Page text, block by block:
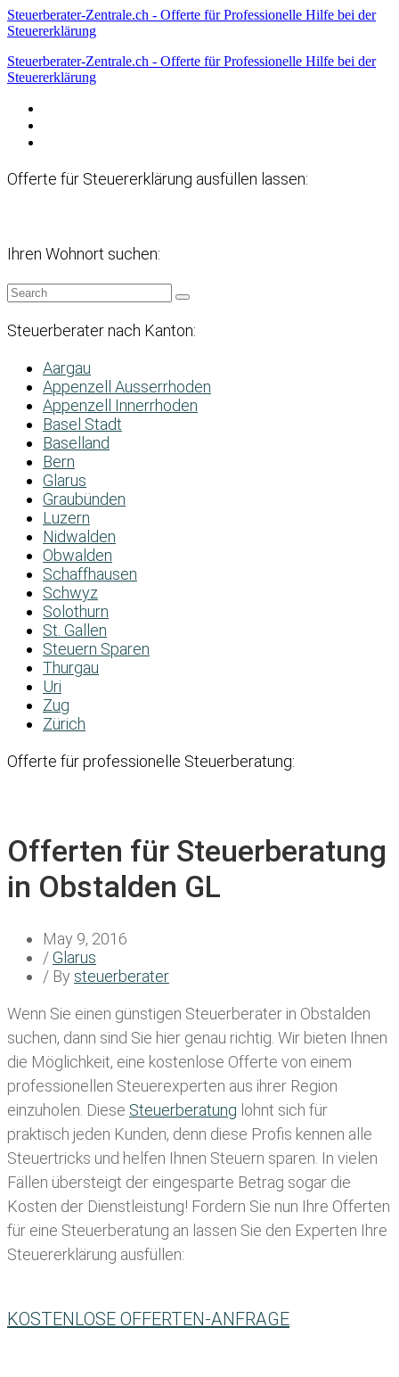
Steuerberater-Zentrale.ch - Offerte für Professionelle Hilfe bei der
Steuererklärung
Steuerberater-Zentrale.ch - Offerte für Professionelle Hilfe bei der
Steuererklärung
Offerte für Steuererklärung ausfüllen lassen:
Ihren Wohnort suchen:
Steuerberater nach Kanton:
Aargau
Appenzell Ausserrhoden
Appenzell Innerrhoden
Basel Stadt
Baselland
Bern
Glarus
Graubünden
Luzern
Nidwalden
Obwalden
Schaffhausen
Schwyz
Solothurn
St. Gallen
Steuern Sparen
Thurgau
Uri
Zug
Zürich
Offerte für professionelle Steuerberatung:
Offerten für Steuerberatung
in Obstalden GL
May 9, 2016
/Glarus
/ By steuerberater
Wenn Sie einen günstigen Steuerberater in Obstalden
suchen, dann sind Sie hier genau richtig. Wir bieten Ihnen
die Möglichkeit, eine kostenlose Offerte von einem
professionellen Steuerexperten aus ihrer Region
einzuholen. Diese Steuerberatung lohnt sich für
praktisch jeden Kunden, denn diese Profis kennen alle
Steuertricks und helfen Ihnen Steuern sparen. In vielen
Fällen übersteigt der eingesparte Betrag sogar die
Kosten der Dienstleistung! Fordern Sie nun Ihre Offerten
für eine Steuerberatung an lassen Sie den Experten Ihre
Steuererklärung ausfüllen:
KOSTENLOSE OFFERTEN-ANFRAGE